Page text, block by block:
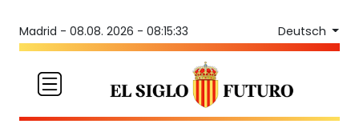
Madrid - 08.08. 2026 - 08:15:33 Deutsch